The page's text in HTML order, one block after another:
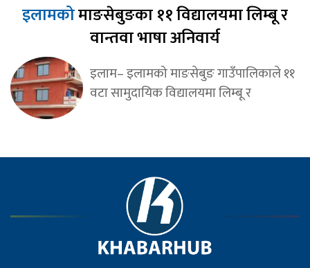
इलामकोमाङसेबुङका ११ विद्यालयमा लिम्बू र
वान्तवा भाषा अनिवार्य
इलाम– इलामको माङसेबुङ गाउँपालिकाले ११
वटा सामुदायिक विद्यालयमा लिम्बू र